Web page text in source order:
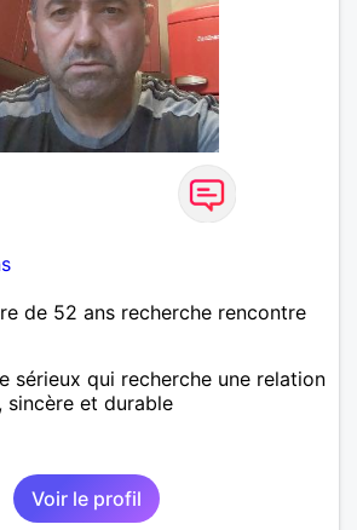
de 52 ans recherche rencontre
sérieux qui recherche une relation
sincère et durable
Voir le profil